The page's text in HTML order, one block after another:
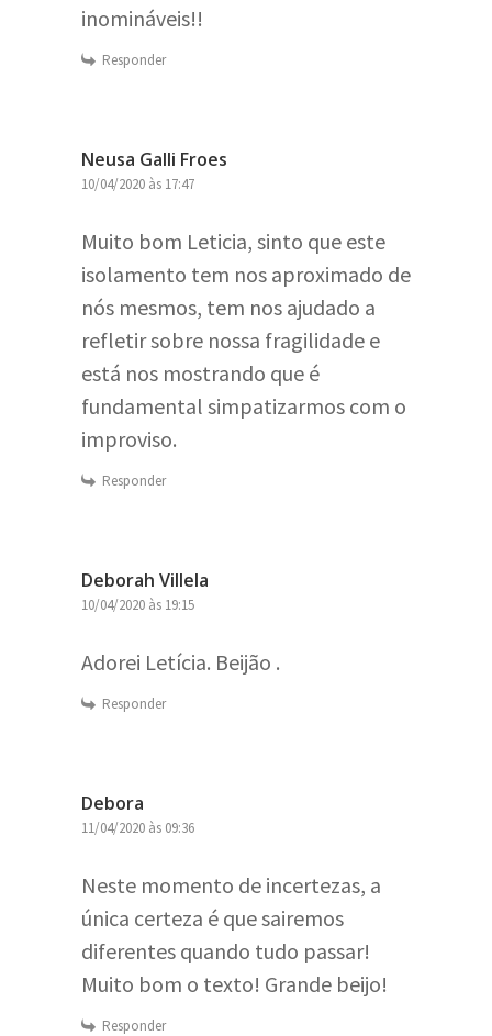
inomináveis!!
Responder
Neusa Galli Froes
10/04/2020 às 17:47
Muito bom Leticia, sinto que este
isolamento tem nos aproximado de
nós mesmos, tem nos ajudado a
refletir sobre nossa fragilidade e
está nos mostrando que é
fundamental simpatizarmos com o
improviso.
Responder
Deborah Villela
10/04/2020 às 19:15
Adorei Letícia. Beijão .
Responder
Debora
11/04/2020 às 09:36
Neste momento de incertezas, a
única certeza é que sairemos
diferentes quando tudo passar!
Muito bom o texto! Grande beijo!
Responder